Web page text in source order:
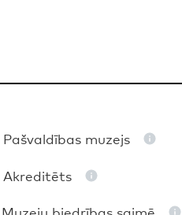
Pašvaldības muzejs
Akreditēts